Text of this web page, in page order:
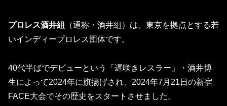
プロレス酒井組
（通称・酒井組）は、東京を拠点とする若
いインディープロレス団体です。
40代半ばでデビューという「遅咲きレスラー」・酒井博
生によって2024年に旗揚げされ、2024年7月21日の新宿
FACE大会でその歴史をスタートさせました。